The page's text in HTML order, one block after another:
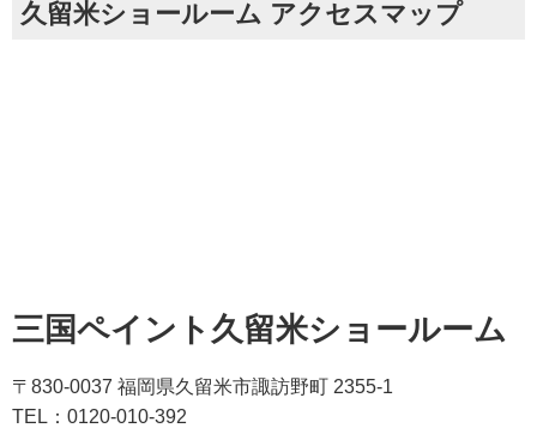
久留米ショールーム アクセスマップ
三国ペイント久留米ショールーム
〒830-0037 福岡県久留米市諏訪野町 2355-1
TEL：0120-010-392